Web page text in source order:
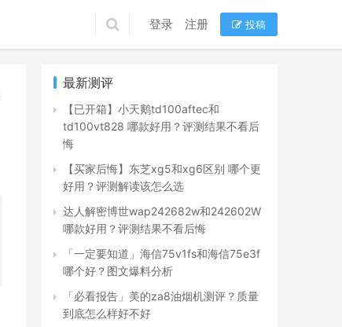
登录 注册 投稿
最新测评
【已开箱】小天鹅td100aftec和
td100vt828 哪款好用？评测结果不看后
悔
【买家后悔】东芝xg5和xg6区别 哪个更
好用？评测解读该怎么选
达人解密博世wap242682w和242602W
哪款好用？评测结果不看后悔
「一定要知道」海信75v1fs和海信75e3f
哪个好？图文爆料分析
「必看报告」美的za8油烟机测评？质量
到底怎么样好不好